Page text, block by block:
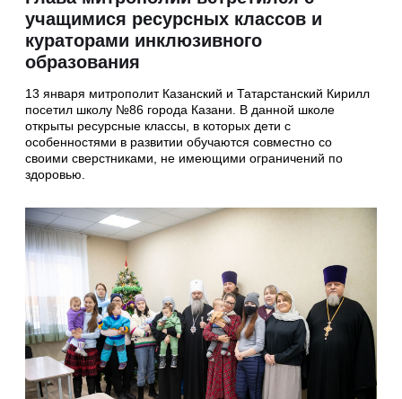
учащимися ресурсных классов и
кураторами инклюзивного
образования
13 января митрополит Казанский и Татарстанский Кирилл
посетил школу №86 города Казани. В данной школе
открыты ресурсные классы, в которых дети с
особенностями в развитии обучаются совместно со
своими сверстниками, не имеющими ограничений по
здоровью.